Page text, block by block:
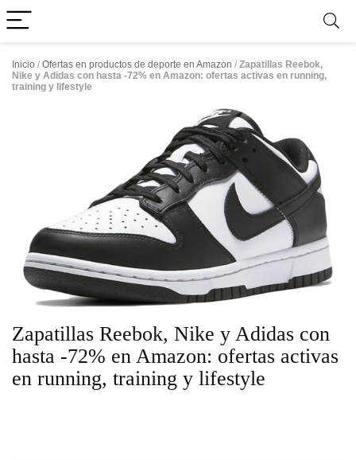
Inicio / Ofertas en productos de deporte en Amazon / Zapatillas Reebok,
Nike y Adidas con hasta -72% en Amazon: ofertas activas en running,
training y lifestyle
Zapatillas Reebok, Nike y Adidas con
hasta -72% en Amazon: ofertas activas
en running, training y lifestyle